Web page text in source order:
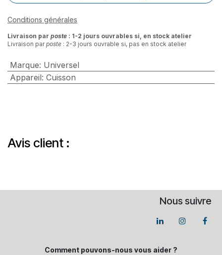
Conditions générales
Livraison par poste : 1-2 jours ouvrables si, en stock atelier
Livraison parposte : 2-3 jours ouvrable si, pas en stock atelier
Marque: Universel
Appareil: Cuisson
Avis client :
Nous suivre
Comment pouvons-​nous vous aider ?